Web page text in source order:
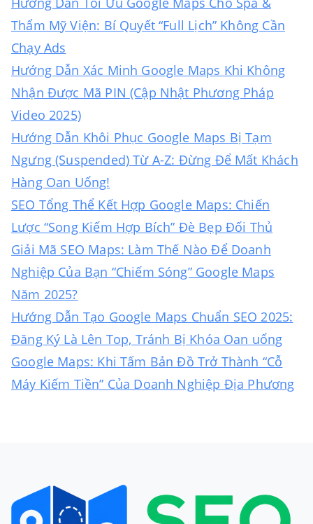
Thẩm Mỹ Viện: Bí Quyết “Full Lịch” Không Cần
Chạy Ads
Hướng Dẫn Xác Minh Google Maps Khi Không
Nhận Được Mã PIN (Cập Nhật Phương Pháp
Video 2025)
Hướng Dẫn Khôi Phục Google Maps Bị Tạm
Ngưng (Suspended) Từ A-Z: Đừng Để Mất Khách
Hàng Oan Uổng!
SEO Tổng Thể Kết Hợp Google Maps: Chiến
Lược “Song Kiếm Hợp Bích” Đè Bẹp Đối Thủ
Giải Mã SEO Maps: Làm Thế Nào Để Doanh
Nghiệp Của Bạn “Chiếm Sóng” Google Maps
Năm 2025?
Hướng Dẫn Tạo Google Maps Chuẩn SEO 2025:
Đăng Ký Là Lên Top, Tránh Bị Khóa Oan uổng
Google Maps: Khi Tấm Bản Đồ Trở Thành “Cỗ
Máy Kiếm Tiền” Của Doanh Nghiệp Địa Phương